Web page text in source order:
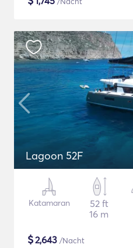
Lagoon 52F
Katamaran
52 ft
16 m
$2,643 /Nacht